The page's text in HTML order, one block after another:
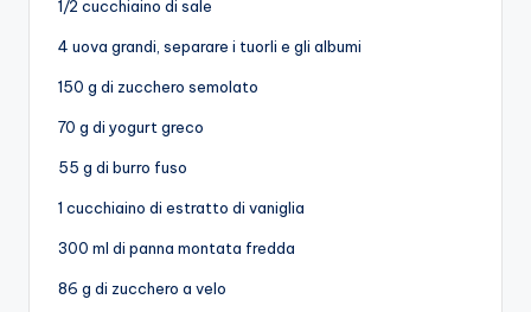
1/2 cucchiaino di sale
4 uova grandi, separare i tuorli e gli albumi
150 g di zucchero semolato
70 g di yogurt greco
55 g di burro fuso
1 cucchiaino di estratto di vaniglia
300 ml di panna montata fredda
86 g di zucchero a velo